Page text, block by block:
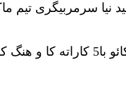
سرمربیگری تیم